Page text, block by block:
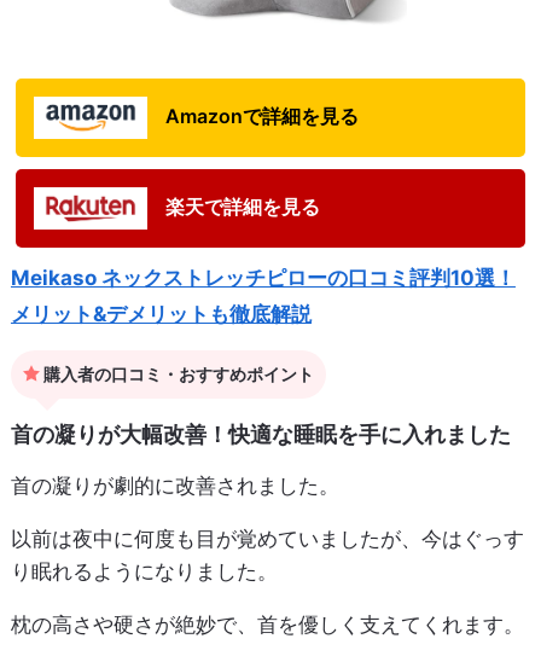
Amazonで詳細を見る
楽天で詳細を見る
Meikaso ネックストレッチピローの口コミ評判10選！
メリット&デメリットも徹底解説
購入者の口コミ・おすすめポイント
首の凝りが大幅改善！快適な睡眠を手に入れました
首の凝りが劇的に改善されました。
以前は夜中に何度も目が覚めていましたが、今はぐっす
り眠れるようになりました。
枕の高さや硬さが絶妙で、首を優しく支えてくれます。